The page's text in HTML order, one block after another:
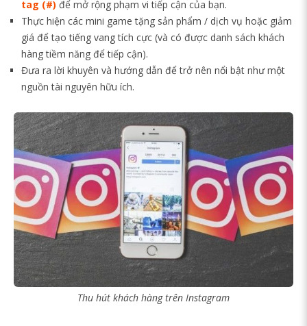
tag (#) để mở rộng phạm vi tiếp cận của bạn.
Thực hiện các mini game tặng sản phẩm / dịch vụ hoặc giảm
giá để tạo tiếng vang tích cực (và có được danh sách khách
hàng tiềm năng để tiếp cận).
Đưa ra lời khuyên và hướng dẫn để trở nên nổi bật như một
nguồn tài nguyên hữu ích.
Thu hút khách hàng trên Instagram